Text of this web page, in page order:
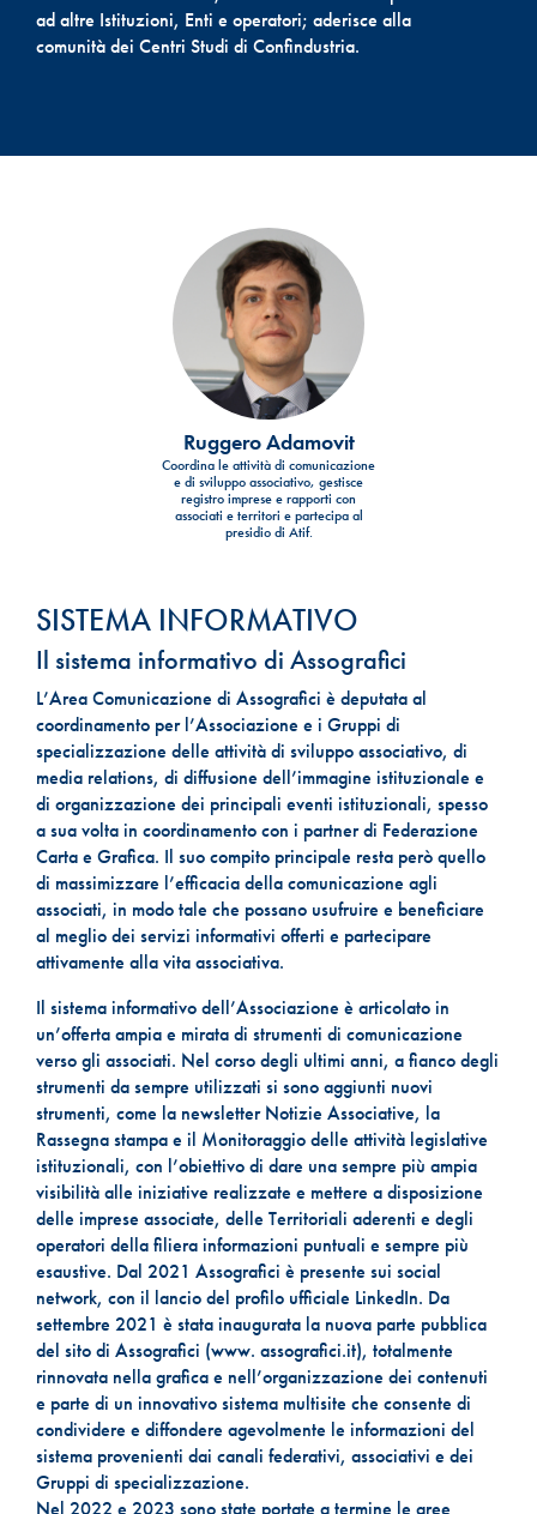
ad altre Istituzioni, Enti e operatori; aderisce alla
comunità dei Centri Studi di Confindustria.
SISTEMA INFORMATIVO
Il sistema informativo di Assografici
L’Area Comunicazione di Assografici è deputata al
coordinamento per l’Associazione e i Gruppi di
specializzazione delle attività di sviluppo associativo, di
media relations, di diffusione dell’immagine istituzionale e
di organizzazione dei principali eventi istituzionali, spesso
a sua volta in coordinamento con i partner di Federazione
Carta e Grafica. Il suo compito principale resta però quello
di massimizzare l’efficacia della comunicazione agli
associati, in modo tale che possano usufruire e beneficiare
al meglio dei servizi informativi offerti e partecipare
attivamente alla vita associativa.
Il sistema informativo dell’Associazione è articolato in
un’offerta ampia e mirata di strumenti di comunicazione
verso gli associati. Nel corso degli ultimi anni, a fianco degli
strumenti da sempre utilizzati si sono aggiunti nuovi
strumenti, come la newsletter Notizie Associative, la
Rassegna stampa e il Monitoraggio delle attività legislative
istituzionali, con l’obiettivo di dare una sempre più ampia
visibilità alle iniziative realizzate e mettere a disposizione
delle imprese associate, delle Territoriali aderenti e degli
operatori della filiera informazioni puntuali e sempre più
esaustive. Dal 2021 Assografici è presente sui social
network, con il lancio del profilo ufficiale LinkedIn. Da
settembre 2021 è stata inaugurata la nuova parte pubblica
del sito di Assografici (www. assografici.it), totalmente
rinnovata nella grafica e nell’organizzazione dei contenuti
e parte di un innovativo sistema multisite che consente di
condividere e diffondere agevolmente le informazioni del
sistema provenienti dai canali federativi, associativi e dei
Gruppi di specializzazione.
Ruggero Adamovit
Coordina le attività di comunicazione
e di sviluppo associativo, gestisce
registro imprese e rapporti con
associati e territori e partecipa al
presidio di Atif.